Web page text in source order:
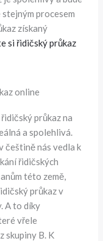
procesem
získaný
si řidičský průkaz
online
průkaz na
a spolehlivá.
češtině nás vedla k
řidičských
této země,
průkaz v
A to díky
vřele
skupiny B. K